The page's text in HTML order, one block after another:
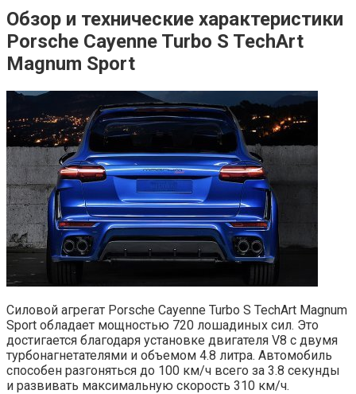
Обзор и технические характеристики
Porsche Cayenne Turbo S TechArt
Magnum Sport
Силовой агрегат Porsche Cayenne Turbo S TechArt Magnum
Sport обладает мощностью 720 лошадиных сил. Это
достигается благодаря установке двигателя V8 с двумя
турбонагнетателями и объемом 4.8 литра. Автомобиль
способен разгоняться до 100 км/ч всего за 3.8 секунды
и развивать максимальную скорость 310 км/ч.